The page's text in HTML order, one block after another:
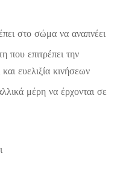
στο σώμα να αναπνέει
που επιτρέπει την
ευελιξία κινήσεων
μέρη να έρχονται σε